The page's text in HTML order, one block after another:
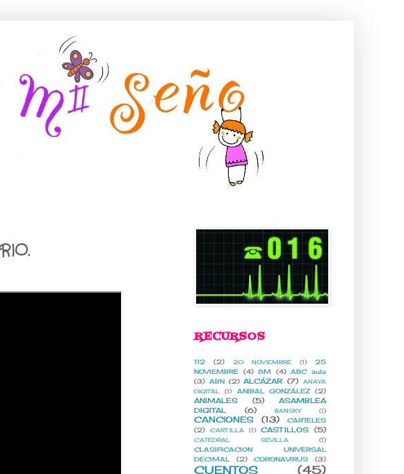
RECURSOS
112 (2) 20 NOVIEMBRE (1)
25
NOVIEMBRE
(4) 8M (4)
ABC aula
(3) ABN (2) ALCÁZAR (7)
ANAYA
DIGITAL
(1) ANIBAL GONZÁLEZ (2)
ANIMALES (5)
ASAMBLEA
DIGITAL
(6) BANSKY (1)
CANCIONES (13)
CARTELES
(2)
CARTILLA (1) CASTILLOS (5)
CATEDRAL SEVILLA (1)
CLASIFICACION UNIVERSAL
DECIMAL
(2) CORONAVIRUS (3)
CUENTOS (45)